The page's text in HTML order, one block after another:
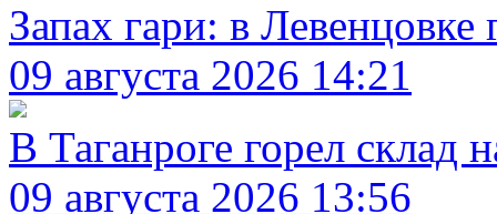
Запах гари: в Левенцовке
09 августа 2026 14:21
В Таганроге горел склад
09 августа 2026 13:56